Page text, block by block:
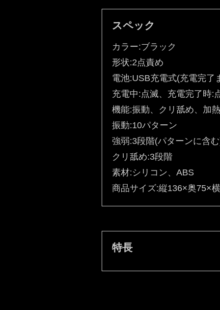
スペック
カラー:ブラック
形状:2点責め
電池:USB充電式(充電完了
充電中:点滅、充電完了時:
機能:振動、クリ舐め、加熱
振動:10パターン
強弱:3段階(パターンに含
クリ舐め:3段階
素材:シリコン、ABS
商品サイズ:縦136×奥75×
特長